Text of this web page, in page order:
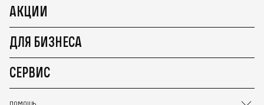
АКЦИИ
ДЛЯ БИЗНЕСА
СЕРВИС
ПОМОЩЬ